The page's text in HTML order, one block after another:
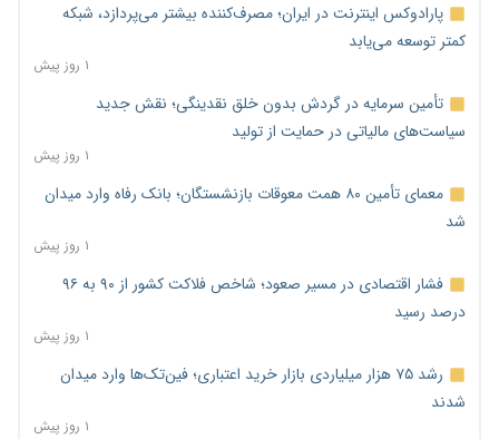
پارادوکس اینترنت در ایران؛ مصرف‌کننده بیشتر می‌پردازد، شبکه
کمتر توسعه می‌یابد
۱ روز پیش
تأمین سرمایه در گردش بدون خلق نقدینگی؛ نقش جدید
سیاست‌های مالیاتی در حمایت از تولید
۱ روز پیش
معمای تأمین ۸۰ همت معوقات بازنشستگان؛ بانک رفاه وارد میدان
شد
۱ روز پیش
فشار اقتصادی در مسیر صعود؛ شاخص فلاکت کشور از ۹۰ به ۹۶
درصد رسید
۱ روز پیش
رشد ۷۵ هزار میلیاردی بازار خرید اعتباری؛ فین‌تک‌ها وارد میدان
شدند
۱ روز پیش